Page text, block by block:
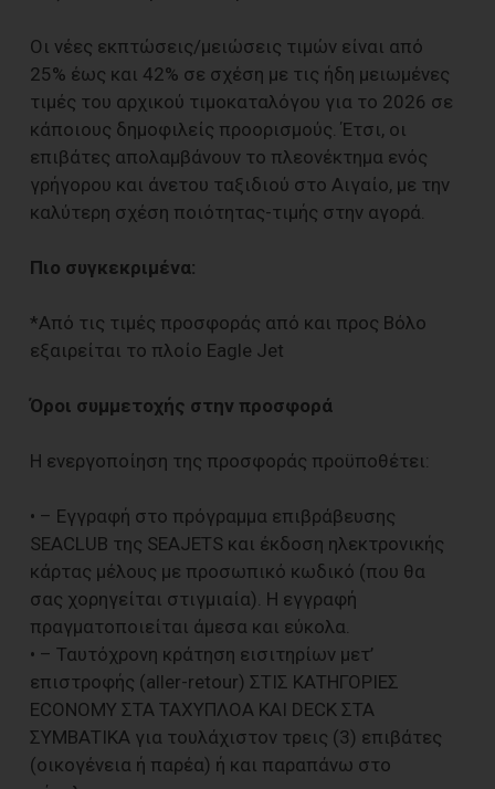
Οι νέες εκπτώσεις/μειώσεις τιμών είναι από
25% έως και 42% σε σχέση με τις ήδη μειωμένες
τιμές του αρχικού τιμοκαταλόγου για το 2026 σε
κάποιους δημοφιλείς προορισμούς. Έτσι, οι
επιβάτες απολαμβάνουν το πλεονέκτημα ενός
γρήγορου και άνετου ταξιδιού στο Αιγαίο, με την
καλύτερη σχέση ποιότητας-τιμής στην αγορά.
Πιο συγκεκριμένα:
*Από τις τιμές προσφοράς από και προς Βόλο
εξαιρείται το πλοίο Eagle Jet
Όροι συμμετοχής στην προσφορά
Η ενεργοποίηση της προσφοράς προϋποθέτει:
• – Εγγραφή στο πρόγραμμα επιβράβευσης
SEACLUB της SEAJETS και έκδοση ηλεκτρονικής
κάρτας μέλους με προσωπικό κωδικό (που θα
σας χορηγείται στιγμιαία). Η εγγραφή
πραγματοποιείται άμεσα και εύκολα.
• – Ταυτόχρονη κράτηση εισιτηρίων μετ’
επιστροφής (aller-retour) ΣΤΙΣ ΚΑΤΗΓΟΡΙΕΣ
ECONOMY ΣΤΑ ΤΑΧΥΠΛΟΑ ΚΑΙ DECK ΣΤΑ
ΣΥΜΒΑΤΙΚΑ για τουλάχιστον τρεις (3) επιβάτες
(οικογένεια ή παρέα) ή και παραπάνω στο